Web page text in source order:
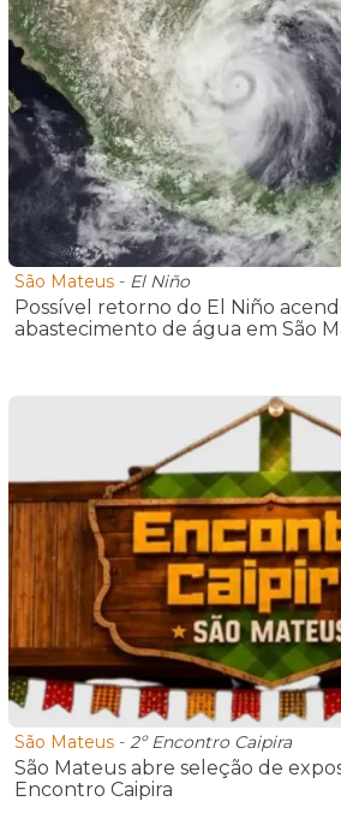
São Mateus - El Niño
Possível retorno do El Niño
abastecimento de água em São
São Mateus - 2º Encontro Caipira
São Mateus abre seleção de
Encontro Caipira